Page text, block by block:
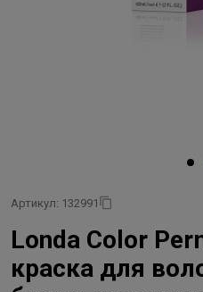
Артикул: 132991
Londa Color
краска для